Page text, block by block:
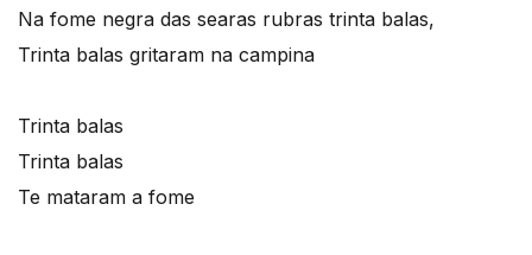
Na fome negra das searas rubras trinta balas,
Trinta balas gritaram na campina
Trinta balas
Trinta balas
Te mataram a fome